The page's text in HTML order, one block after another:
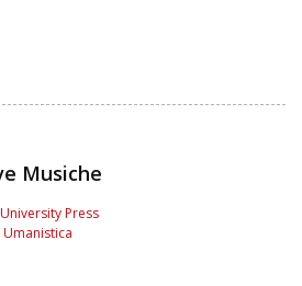
Musiche
Press